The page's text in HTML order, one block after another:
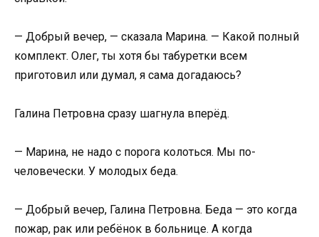
— Добрый вечер, — сказала Марина. — Какой полный
комплект. Олег, ты хотя бы табуретки всем
приготовил или думал, я сама догадаюсь?
Галина Петровна сразу шагнула вперёд.
— Марина, не надо с порога колоться. Мы по-
человечески. У молодых беда.
— Добрый вечер, Галина Петровна. Беда — это когда
пожар, рак или ребёнок в больнице. А когда